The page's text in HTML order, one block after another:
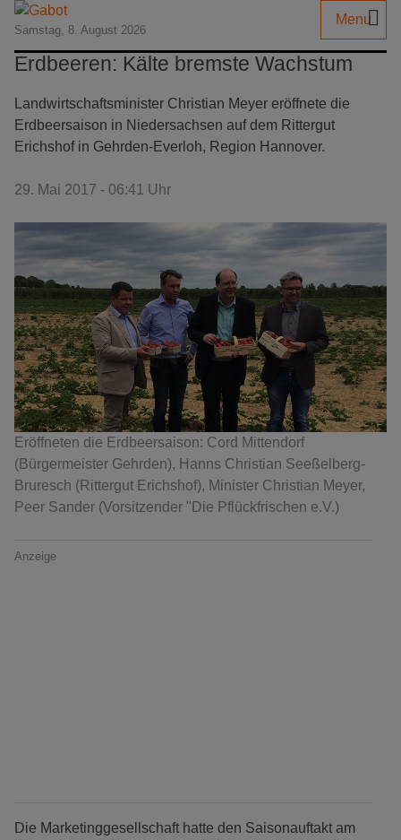
Samstag, 8. August 2026
Menu
Erdbeeren: Kälte bremste Wachstum
Landwirtschaftsminister Christian Meyer eröffnete die
Erdbeersaison in Niedersachsen auf dem Rittergut
Erichshof in Gehrden-Everloh, Region Hannover.
29. Mai 2017 - 06:41 Uhr
Eröffneten die Erdbeersaison: Cord Mittendorf
(Bürgermeister Gehrden), Hanns Christian Seeßelberg-
Bruresch (Rittergut Erichshof), Minister Christian Meyer,
Peer Sander (Vorsitzender "Die Pflückfrischen e.V.)
Anzeige
Die Marketinggesellschaft hatte den Saisonauftakt am